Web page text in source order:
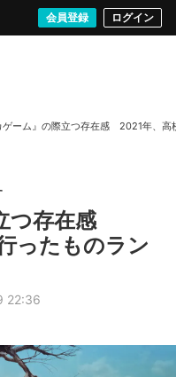
会員登録 ログイン
音楽・映像 ゲームストリート
ゲーム』の際立つ存在感 2021年、高
つ存在感
ったものラン
22:36